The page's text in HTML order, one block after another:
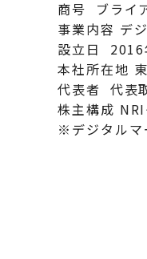
商号 ブライ
事業内容 デ
設立日 2016
本社所在地
代表者 代表
株主構成
※デジタルマ